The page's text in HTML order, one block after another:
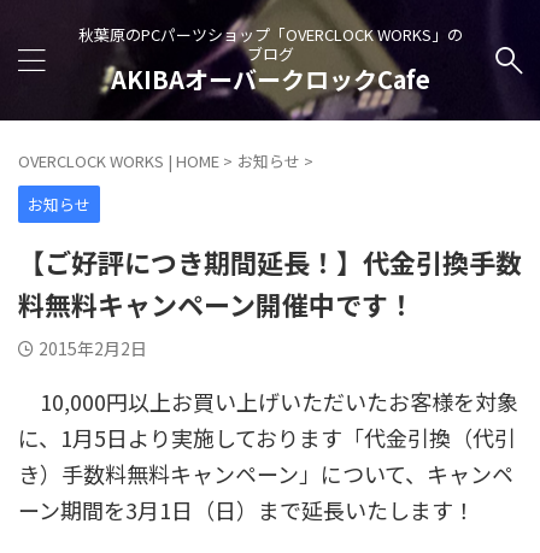
秋葉原のPCパーツショップ「OVERCLOCK WORKS」の
ブログ
AKIBAオーバークロックCafe
OVERCLOCK WORKS | HOME > お知らせ >
お知らせ
【ご好評につき期間延長！】代金引換手数
料無料キャンペーン開催中です！
2015年2月2日
10,000円以上お買い上げいただいたお客様を対象
に、1月5日より実施しております「代金引換（代引
き）手数料無料キャンペーン」について、キャンペ
ーン期間を3月1日（日）まで延長いたします！